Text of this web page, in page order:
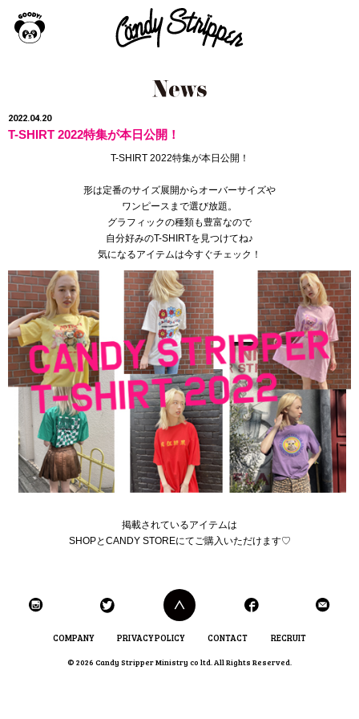
2022.04.20
T-SHIRT 2022特集が本日公開！
T-SHIRT 2022特集が本日公開！
形は定番のサイズ展開からオーバーサイズや
ワンピースまで選び放題。
グラフィックの種類も豊富なので
自分好みのT-SHIRTを見つけてね♪
気になるアイテムは今すぐチェック！
掲載されているアイテムは
SHOPとCANDY STOREにてご購入いただけます♡
COMPANY PRIVACY POLICY CONTACT RECRUIT
© 2026 Candy Stripper Ministry co ltd. All Rights Reserved.